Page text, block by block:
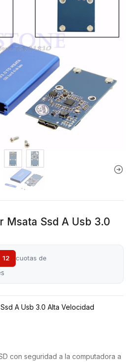
Msata Ssd A Usb 3.0
12 cuotas de
A Usb 3.0 Alta Velocidad
con seguridad a la computadora a